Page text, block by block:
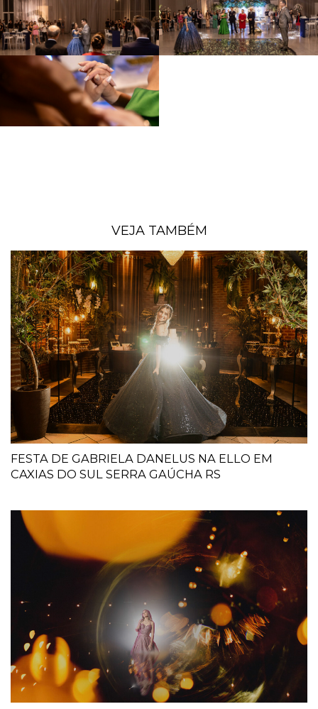
VEJA TAMBÉM
FESTA DE GABRIELA DANELUS NA ELLO EM
CAXIAS DO SUL SERRA GAÚCHA RS